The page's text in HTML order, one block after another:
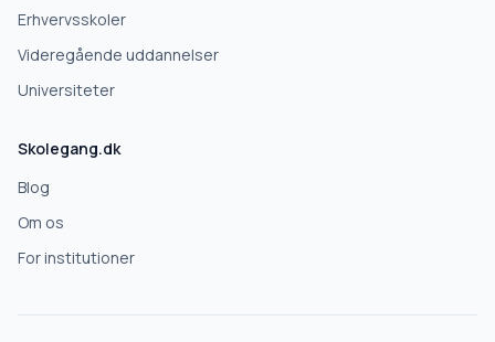
Erhvervsskoler
Videregående uddannelser
Universiteter
Skolegang.dk
Blog
Om os
For institutioner